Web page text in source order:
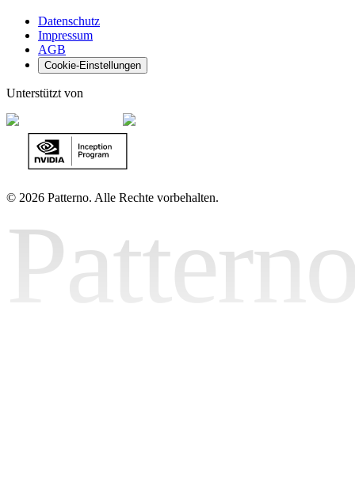
Datenschutz
Impressum
AGB
Cookie-Einstellungen
Unterstützt von
© 2026 Patterno. Alle Rechte vorbehalten.